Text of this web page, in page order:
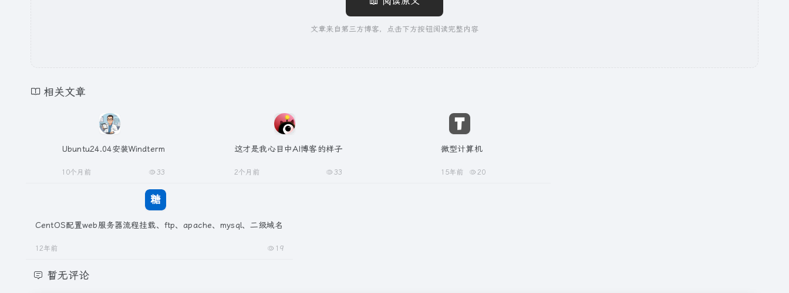
文章来自第三方博客，点击下方按钮阅读完整内容
相关文章
Ubuntu24.04安装Windterm
10个月前 33
这才是我心目中AI博客的样子
2个月前 33
微型计算机
15年前 20
CentOS配置web服务器流程挂载、ftp、apache、mysql、二级域名
12年前 19
暂无评论